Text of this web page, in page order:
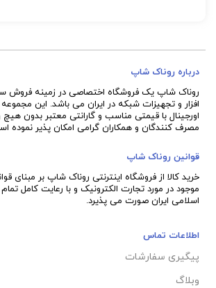
درباره روناک شاپ
افزار و تجهیزات شبکه در ایران می باشد. این
اورجینال با قیمتی مناسب و گارانتی معتبر بدون هیچ
مصرف کنندگان و همکاران گرامی امکان پذیر نموده
قوانین روناک شاپ
خرید کالا از فروشگاه اینترنتی روناک شاپ بر مبنای
موجود در مورد تجارت الکترونیک و با رعایت کامل
اسلامی ایران صورت می پذیرد.
اطلاعات تماس
پیگیری سفارشات
وبلاگ